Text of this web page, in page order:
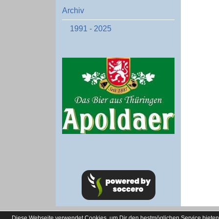
Archiv
1991 - 2025
soccero.de